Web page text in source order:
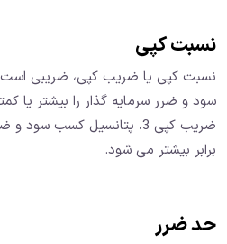
نسبت کپی
نسبت کپی یا ضریب کپی، ضریبی
سود و ضرر سرمایه گذار را بیشتر یا
برابر بیشتر می شود.
حد ضرر